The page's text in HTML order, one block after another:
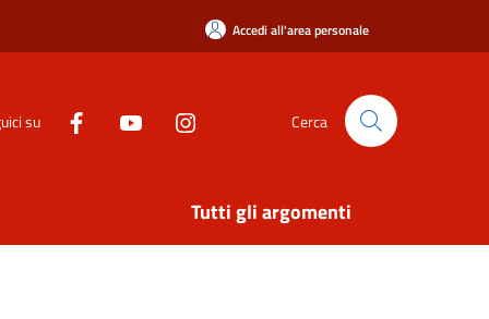
Accedi all'area personale
su Cerca
Tutti gli argomenti